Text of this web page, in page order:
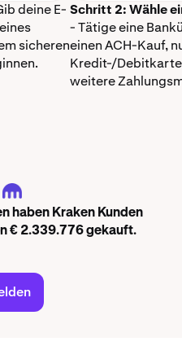
deine E-
sicheren
Schritt 2: Wähle
- Tätige eine
einen ACH-Kauf,
Kredit-/
weitere
haben Kraken Kunden
€ 2.339.776 gekauft.